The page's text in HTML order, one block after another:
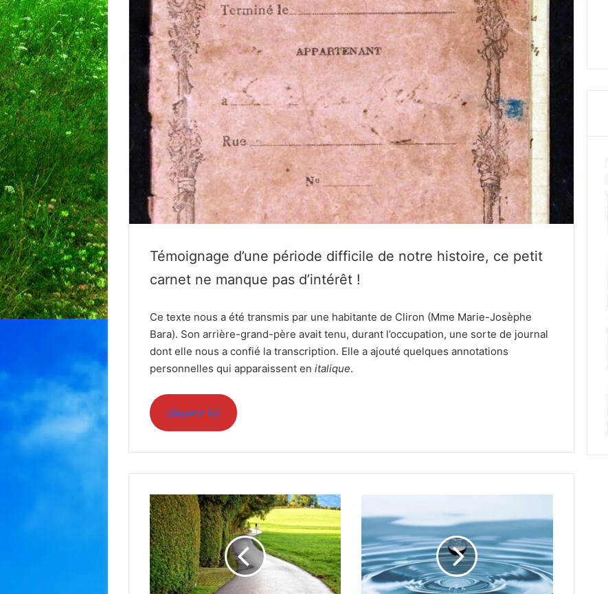
Témoignage d’une période difficile de notre histoire, ce petit
carnet ne manque pas d’intérêt !
Ce texte nous a été transmis par une habitante de Cliron (Mme Marie-Josèphe
Bara). Son arrière-grand-père avait tenu, durant l’occupation, une sorte de journal
dont elle nous a confié la transcription. Elle a ajouté quelques annotations
personnelles qui apparaissent en italique.
cliquez ici
LES
HAIES
:
Ce
qu'il
faut
savoir...
de
de
Cliron